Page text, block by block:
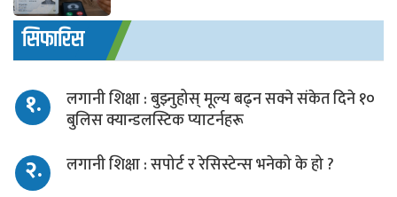
सिफारिस
१.
लगानी शिक्षा : बुझ्नुहोस् मूल्य बढ्न सक्ने संकेत दिने १०
बुलिस क्यान्डलस्टिक प्याटर्नहरू
२. लगानी शिक्षा : सपोर्ट र रेसिस्टेन्स भनेको के हो ?